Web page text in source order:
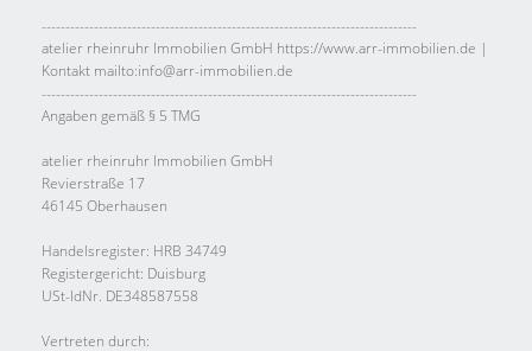
-------------------------------------------------------------------------------
atelier rheinruhr Immobilien GmbH https://www.arr-immobilien.de |
Kontakt mailto:info@arr-immobilien.de
-------------------------------------------------------------------------------
Angaben gemäß § 5 TMG
atelier rheinruhr Immobilien GmbH
Revierstraße 17
46145 Oberhausen
Handelsregister: HRB 34749
Registergericht: Duisburg
USt-IdNr. DE348587558
Vertreten durch: